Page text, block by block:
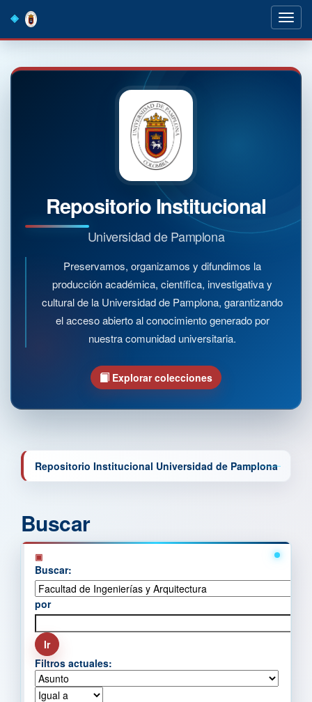
navigation
Repositorio Institucional
Universidad de Pamplona
Preservamos, organizamos y difundimos la
producción académica, científica, investigativa y
cultural de la Universidad de Pamplona, garantizando
el acceso abierto al conocimiento generado por
nuestra comunidad universitaria.
Explorar colecciones
Repositorio Institucional Universidad de Pamplona
Buscar
Buscar:
por
Filtros actuales: